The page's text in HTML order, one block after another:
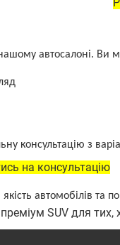
автосалоні. Ви
консультацію з
на консультацію
автомобілів та
SUV для тих,